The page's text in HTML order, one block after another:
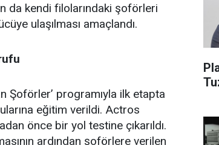
da kendi filolarındaki şoförleri
ulaşılması amaçlandı.
Şoförler’ programıyla ilk etapta
eğitim verildi. Actros
önce bir yol testine çıkarıldı.
ardından şoförlere verilen